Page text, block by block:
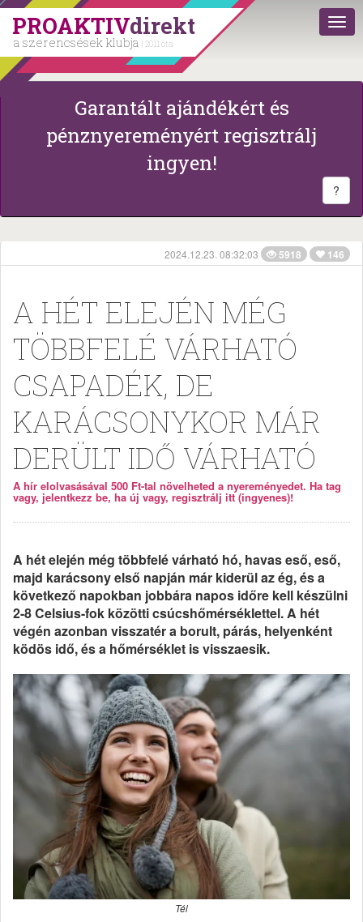
PROAKTIVdirekt
a szerencsések klubja | 2011 óta
Garantált ajándékért és
pénznyereményért regisztrálj
ingyen!
?
2024.12.23. 08:32:03 5918 146
A HÉT ELEJÉN MÉG
TÖBBFELÉ VÁRHATÓ
CSAPADÉK, DE
KARÁCSONYKOR MÁR
DERÜLT IDŐ VÁRHATÓ
A hír elolvasásával 500 Ft-tal növelheted a nyereményedet. Ha tag
vagy, jelentkezz be, ha új vagy, regisztrálj itt (ingyenes)!
A hét elején még többfelé várható hó, havas eső, eső,
majd karácsony első napján már kiderül az ég, és a
következő napokban jobbára napos időre kell készülni
2-8 Celsius-fok közötti csúcshőmérséklettel. A hét
végén azonban visszatér a borult, párás, helyenként
ködös idő, és a hőmérséklet is visszaesik.
Tél